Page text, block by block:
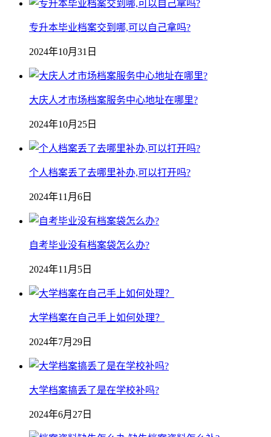
专升本毕业档案交到哪,可以自己拿吗?
2024年10月31日
大庆人才市场档案服务中心地址在哪里?
2024年10月25日
个人档案丢了去哪里补办,可以打开吗?
2024年11月6日
自考毕业没有档案袋怎么办?
2024年11月5日
大学档案在自己手上如何处理？
2024年7月29日
大学档案搞丢了是在学校补吗?
2024年6月27日